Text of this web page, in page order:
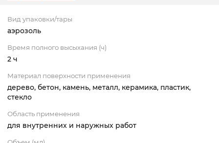
Вид упаковки/тары
аэрозоль
Время полного высыхания (ч)
2 ч
Материал поверхности применения
дерево, бетон, камень, металл, керамика, пластик,
стекло
Область применения
для внутренних и наружных работ